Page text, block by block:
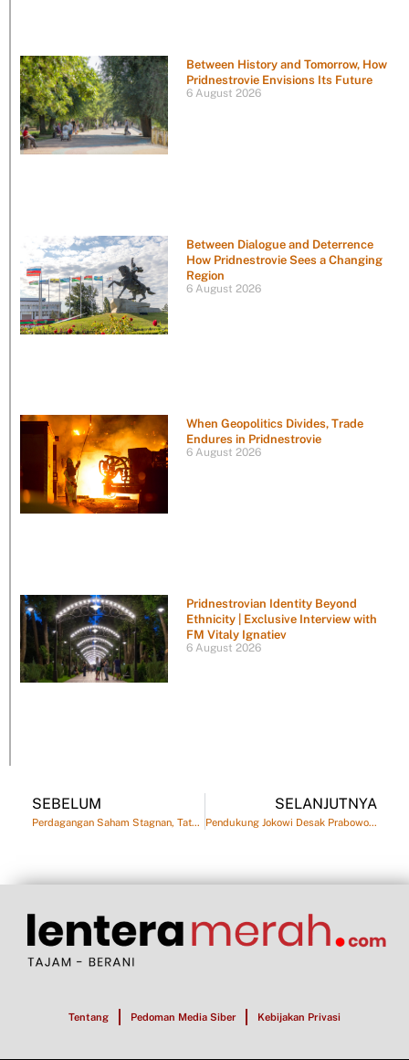
Between History and Tomorrow, How
Pridnestrovie Envisions Its Future
6 August 2026
Between Dialogue and Deterrence
How Pridnestrovie Sees a Changing
Region
6 August 2026
When Geopolitics Divides, Trade
Endures in Pridnestrovie
6 August 2026
Pridnestrovian Identity Beyond
Ethnicity | Exclusive Interview with
FM Vitaly Ignatiev
6 August 2026
SEBELUM
Perdagangan Saham Stagnan, Tata Kelola Bursa Perlu Pembenahan
SELANJUTNYA
Pendukung Jokowi Desak Prabowo Mundur, Buntut Tewasnya Kawan Ojol Affan Kurniawan
Tentang Pedoman Media Siber Kebijakan Privasi